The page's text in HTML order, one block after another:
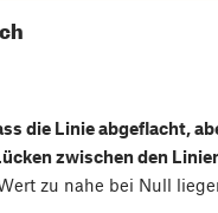
die Linie abgeflacht,
zwischen den
zu nahe bei Null